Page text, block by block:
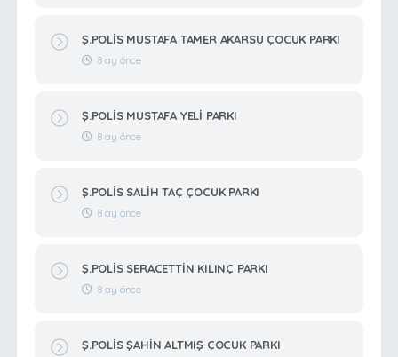
Ş.POLİS MUSTAFA TAMER AKARSU ÇOCUK PARKI
8 ay önce
Ş.POLİS MUSTAFA YELİ PARKI
8 ay önce
Ş.POLİS SALİH TAÇ ÇOCUK PARKI
8 ay önce
Ş.POLİS SERACETTİN KILINÇ PARKI
8 ay önce
Ş.POLİS ŞAHİN ALTMIŞ ÇOCUK PARKI